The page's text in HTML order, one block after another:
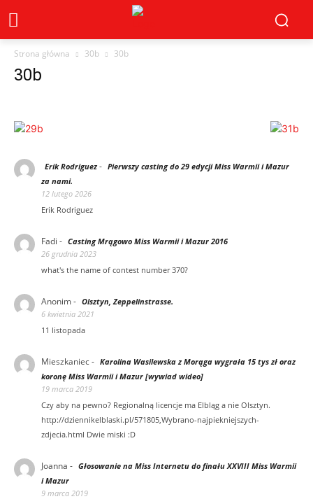
Strona główna 30b 30b
30b
Erik Rodriguez - Pierwszy casting do 29 edycji Miss Warmii i Mazur
za nami.
12 lutego 2026
Erik Rodriguez
Fadi - Casting Mrągowo Miss Warmii i Mazur 2016
26 grudnia 2023
what's the name of contest number 370?
Anonim- Olsztyn, Zeppelinstrasse.
6 kwietnia 2021
11 listopada
Mieszkaniec- Karolina Wasilewska z Morąga wygrała 15 tys zł oraz
koronę Miss Warmii i Mazur [wywiad wideo]
19 marca 2019
Czy aby na pewno? Regionalną licencje ma Elbląg a nie Olsztyn.
http://dziennikelblaski.pl/571805,Wybrano-najpiekniejszych-
zdjecia.html Dwie miski :D
Joanna - Głosowanie na Miss Internetu do finału XXVIII Miss Warmii
i Mazur
9 marca 2019